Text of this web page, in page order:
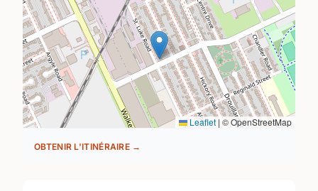
Leaflet | © OpenStreetMap
OBTENIR L'ITINÉRAIRE →